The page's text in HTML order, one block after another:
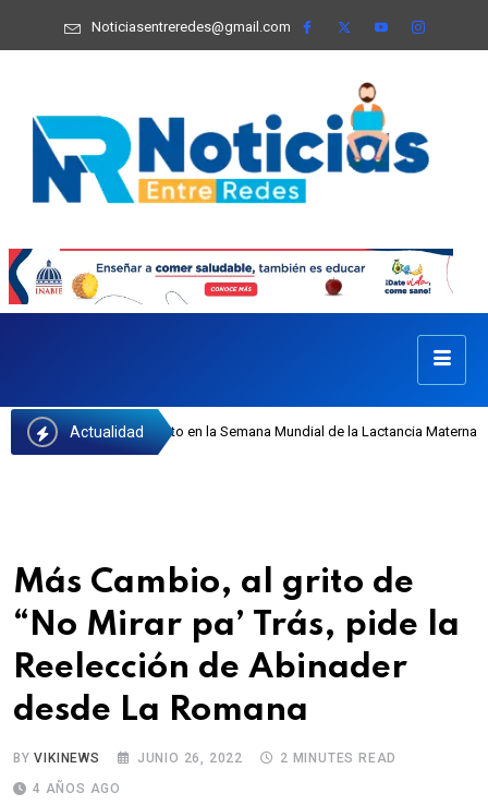
Noticiasentreredes@gmail.com
Actualidad
recibe reconocimiento en la Semana Mundial de la Lactancia Materna
Más Cambio, al grito de
“No Mirar pa’ Trás, pide la
Reelección de Abinader
desde La Romana
BYVIKINEWS JUNIO 26, 2022
2 MINUTES READ
4 AÑOS AGO